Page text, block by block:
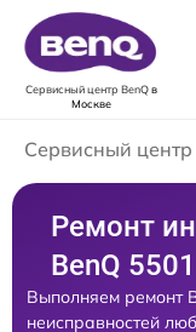
Сервисный центр BenQв
Москве
Сервисный центр
Ремонт
BenQ
Выполняем ремонт
неисправностей